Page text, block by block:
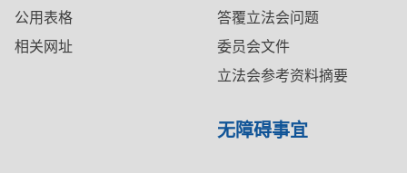
公用表格
相关网址
答覆立法会问题
委员会文件
立法会参考资料摘要
无障碍事宜